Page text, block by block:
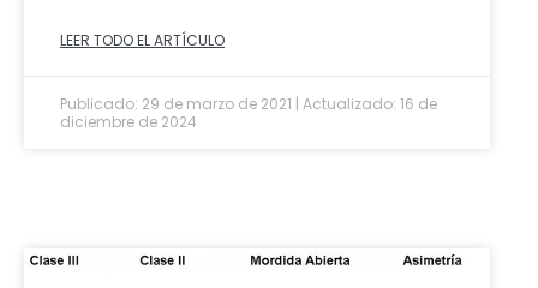
LEER TODO EL ARTÍCULO
Publicado: 29 de marzo de 2021 | Actualizado: 16 de
diciembre de 2024